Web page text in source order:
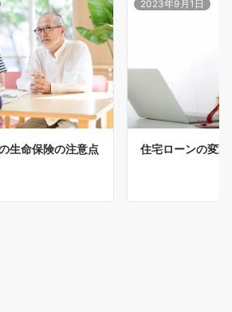
生命保険の注意点
2023年9月1日
住宅ローンの変